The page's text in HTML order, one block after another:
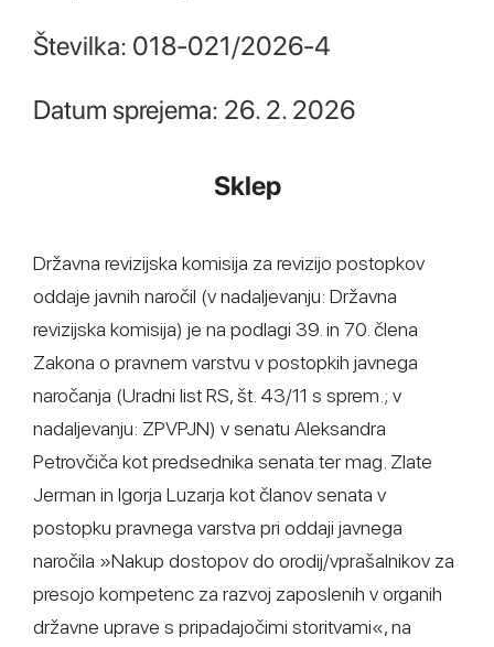
Številka: 018-021/2026-4
Datum sprejema: 26. 2. 2026
Sklep
Državna revizijska komisija za revizijo postopkov
oddaje javnih naročil (v nadaljevanju: Državna
revizijska komisija) je na podlagi 39. in 70. člena
Zakona o pravnem varstvu v postopkih javnega
naročanja (Uradni list RS, št. 43/11 s sprem.; v
nadaljevanju: ZPVPJN) v senatu Aleksandra
Petrovčiča kot predsednika senata ter mag. Zlate
Jerman in Igorja Luzarja kot članov senata v
postopku pravnega varstva pri oddaji javnega
naročila »Nakup dostopov do orodij/vprašalnikov za
presojo kompetenc za razvoj zaposlenih v organih
državne uprave s pripadajočimi storitvami«, na